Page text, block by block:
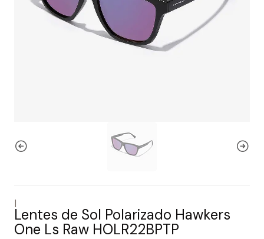
|
Lentes de Sol Polarizado Hawkers
One Ls Raw HOLR22BPTP